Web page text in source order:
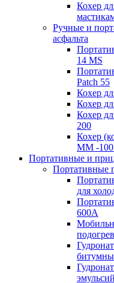
Кохер
Ручные и
асфальта
14 MS
Patch 55
Кохер
Кохер
Кохер
200
Кохер
MM -
Портативные и
Портативные
для
600A
эмульсий